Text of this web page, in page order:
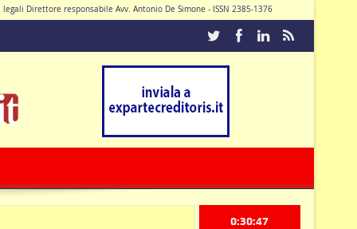
Direttore responsabile Avv. Antonio De Simone - ISSN 2385-1376
0:30:48